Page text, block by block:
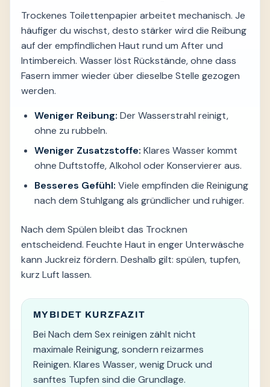
Trockenes Toilettenpapier arbeitet mechanisch. Je
häufiger du wischst, desto stärker wird die Reibung
auf der empfindlichen Haut rund um After und
Intimbereich. Wasser löst Rückstände, ohne dass
Fasern immer wieder über dieselbe Stelle gezogen
werden.
Weniger Reibung: Der Wasserstrahl reinigt,
ohne zu rubbeln.
Weniger Zusatzstoffe: Klares Wasser kommt
ohne Duftstoffe, Alkohol oder Konservierer aus.
Besseres Gefühl: Viele empfinden die Reinigung
nach dem Stuhlgang als gründlicher und ruhiger.
Nach dem Spülen bleibt das Trocknen
entscheidend. Feuchte Haut in enger Unterwäsche
kann Juckreiz fördern. Deshalb gilt: spülen, tupfen,
kurz Luft lassen.
MYBIDET KURZFAZIT
Bei Nach dem Sex reinigen zählt nicht
maximale Reinigung, sondern reizarmes
Reinigen. Klares Wasser, wenig Druck und
sanftes Tupfen sind die Grundlage.